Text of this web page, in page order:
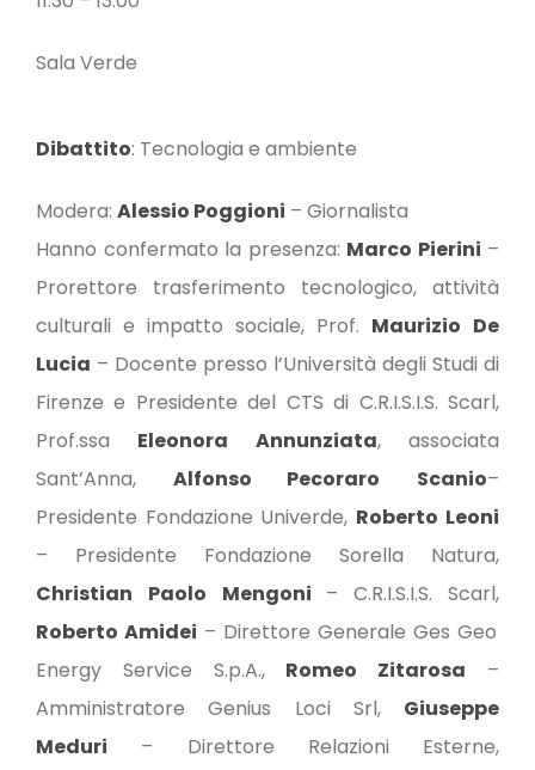
Sala Verde
Dibattito: Tecnologia e ambiente
Modera: Alessio Poggioni – Giornalista
Hanno confermato la presenza: Marco Pierini –
Prorettore trasferimento tecnologico, attività
culturali e impatto sociale, Prof. Maurizio De
Lucia – Docente presso l’Università degli Studi di
Firenze e Presidente del CTS di C.R.I.S.I.S. Scarl,
Prof.ssa Eleonora Annunziata, associata
Sant’Anna, Alfonso Pecoraro Scanio–
Presidente Fondazione Univerde, Roberto Leoni
– Presidente Fondazione Sorella Natura,
Christian
Paolo Mengoni – C.R.I.S.I.S. Scarl,
Roberto Amidei – Direttore Generale Ges Geo
Energy Service S.p.A., Romeo Zitarosa –
Amministratore Genius Loci Srl, Giuseppe
Meduri – Direttore Relazioni Esterne,